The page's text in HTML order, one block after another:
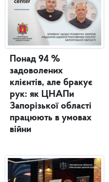
Понад 94 %
задоволених
клієнтів, але бракує
рук: як ЦНАПи
Запорізької області
працюють в умовах
війни